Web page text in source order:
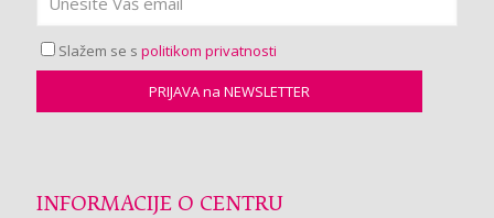
Slažem se s politikom privatnosti
INFORMACIJE O CENTRU